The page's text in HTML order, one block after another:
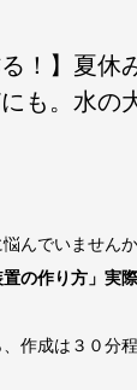
！】夏休
も。水の
んでいません
の作り方」実
作成は３０分程